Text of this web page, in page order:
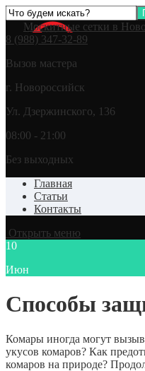
Москитные сетки в
8 (988) 347-32-89
Вызов мастера
г. Новороссийск
Ул. Дзержинского, 136
08:00 - 21:00
Без выходных
Главная
Статьи
Контакты
Открыть меню
10
Июн
Способы
Комары иногда могут
укусов комаров? Как
комаров на природе?